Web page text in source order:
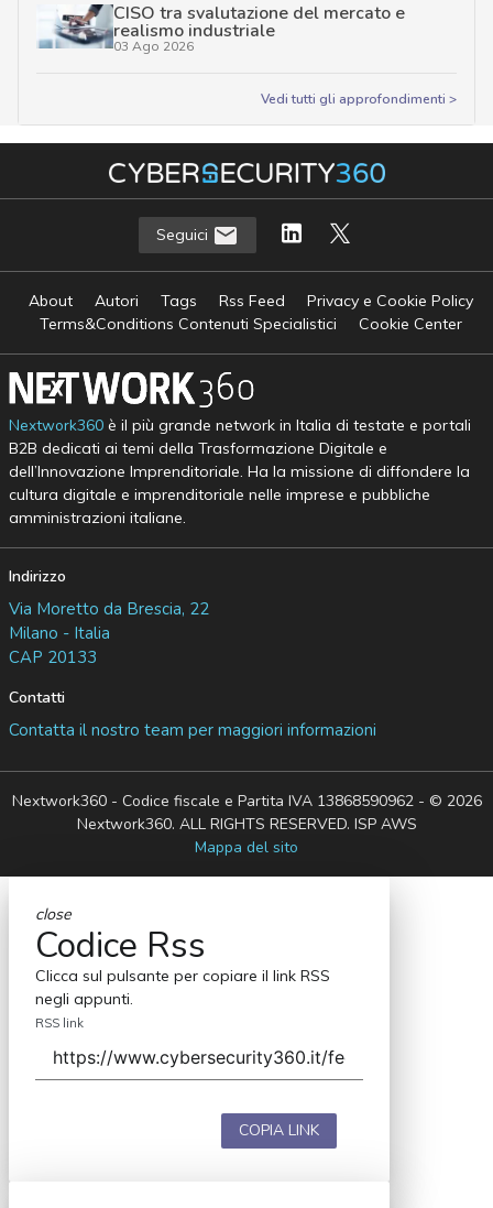
CISO tra svalutazione del mercato e
realismo industriale
03 Ago 2026
Vedi tutti gli approfondimenti >
Seguici
About Autori Tags Rss Feed
Privacy e Cookie Policy
Terms&Conditions Contenuti Specialistici
Cookie Center
Nextwork360è il più grande network in Italia di testate e portali
B2B dedicati ai temi della Trasformazione Digitale e
dell’Innovazione Imprenditoriale. Ha la missione di diffondere la
cultura digitale e imprenditoriale nelle imprese e pubbliche
amministrazioni italiane.
Indirizzo
Via Moretto da Brescia, 22
Milano - Italia
CAP 20133
Contatti
Contatta il nostro team per maggiori informazioni
Nextwork360 - Codice fiscale e Partita IVA 13868590962 - © 2026
Nextwork360. ALL RIGHTS RESERVED. ISP AWS
Mappa del sito
close
Codice Rss
Clicca sul pulsante per copiare il link RSS
negli appunti.
RSS link
COPIA LINK